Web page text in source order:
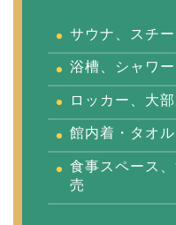
サウナ、スチ
浴槽、シャワ
ロッカー、大
館内着・タオ
食事スペース
売